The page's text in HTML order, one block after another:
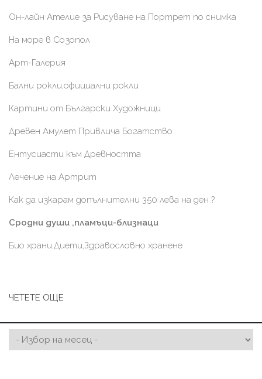
Он-лайн Ателие за Рисуване на Портрет по снимка
На море в Созопол
Арт-Галерия
Бални рокли,официални рокли
Картини от Български Художници
Древен Амулет Привлича Богатство
Ентусиасти към Древността
Лечение на Артрит
Как да изкарам допълнителни 350 лева на ден ?
Сродни души ,пламъци-близнаци
Био храни,Диети,Здравословно хранене
ЧЕТЕТЕ ОЩЕ